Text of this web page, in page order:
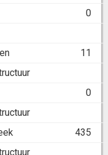
0
11
0
435